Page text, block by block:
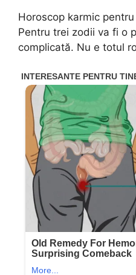
Horoscop karmic
Pentru trei zodii va fi o
complicată. Nu e totul